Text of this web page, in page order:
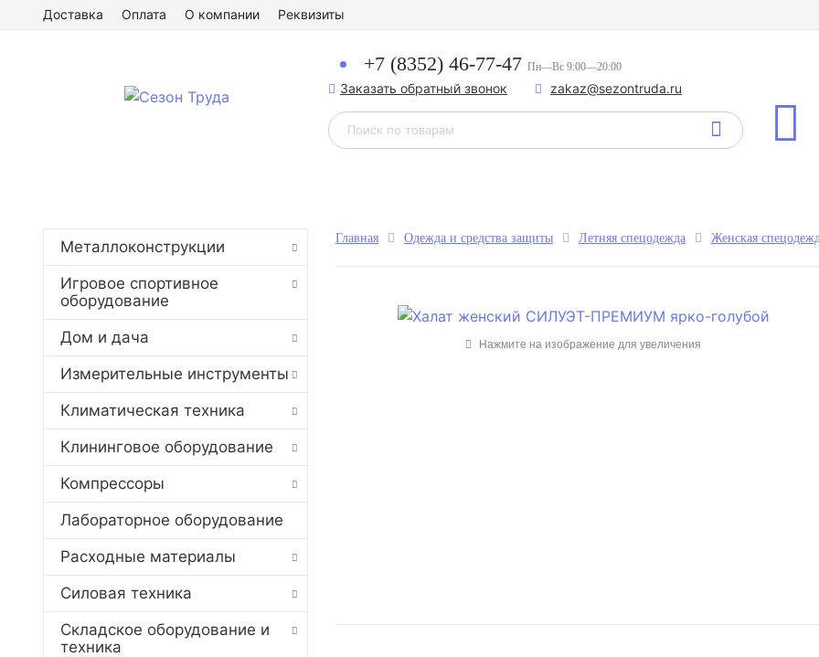
Доставка Оплата О компании Реквизиты
+7 (8352) 46-77-47 Пн—Вс 9:00—20:00
Заказать обратный звонок zakaz@sezontruda.ru
Металлоконструкции
Игровое спортивное
оборудование
Дом и дача
Измерительные инструменты
Климатическая техника
Клининговое оборудование
Компрессоры
Лабораторное оборудование
Расходные материалы
Силовая техника
Складское оборудование и
техника
Главная Одежда и средства защиты Летняя спецодежда Женская
Нажмите на изображение для увеличения